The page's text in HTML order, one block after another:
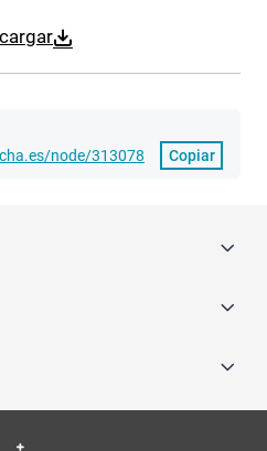
node/313078
Copiar